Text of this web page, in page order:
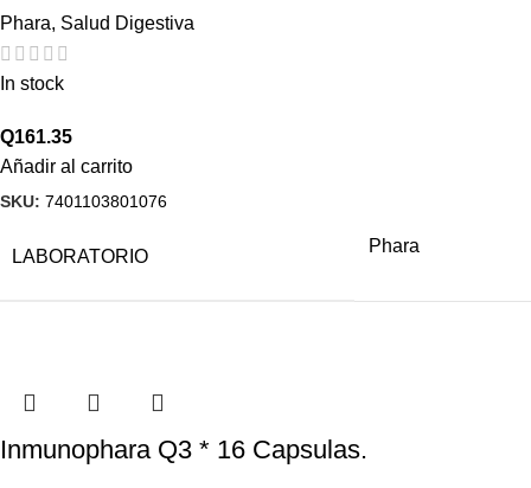
Phara, Salud Digestiva
In stock
Q161.35
Añadir al carrito
SKU: 7401103801076
LABORATORIO
Phara
Inmunophara Q3 * 16 Capsulas.